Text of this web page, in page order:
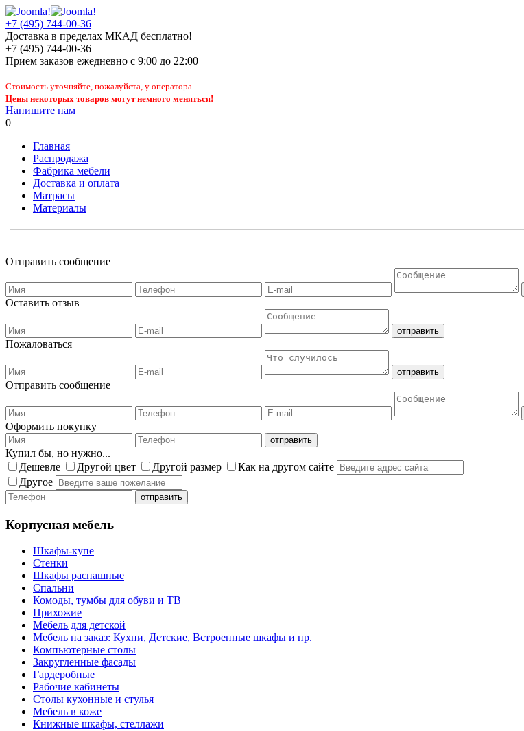
+7 (495) 744-00-36
Доставка в пределах МКАД бесплатно!
+7 (495) 744-00-36
Прием заказов ежедневно с 9:00 до 22:00
Стоимость уточняйте, пожалуйста, у оператора.
Цены некоторых товаров могут немного меняться!
Напишите нам
0
Главная
Распродажа
Фабрика мебели
Доставка и оплата
Матрасы
Материалы
Отправить сообщение
Оставить отзыв
Пожаловаться
Отправить сообщение
Оформить покупку
Купил бы, но нужно...
Дешевле
Другой цвет Другой размер
Как на другом сайте
Другое
Корпусная мебель
Шкафы-купе
Стенки
Шкафы распашные
Спальни
Комоды, тумбы для обуви и ТВ
Прихожие
Мебель для детской
Мебель на заказ: Кухни, Детские, Встроенные шкафы и пр.
Компьютерные столы
Закругленные фасады
Гардеробные
Рабочие кабинеты
Столы кухонные и стулья
Мебель в коже
Книжные шкафы, стеллажи